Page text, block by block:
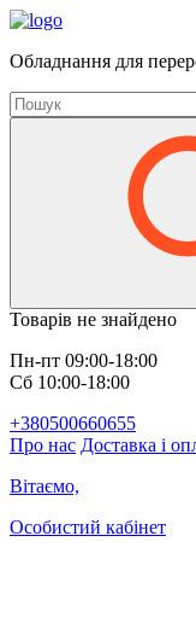
Обладнання для
Товарів не знайдено
Пн-пт 09:00-18:00
Сб 10:00-18:00
+380500660655
Про нас Доставка і
Вітаємо,
Особистий кабінет